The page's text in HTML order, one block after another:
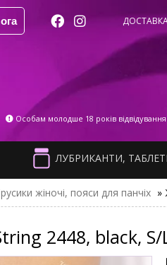
Особам молодше 18 років
ЛУБРИКАНТИ,
жіночі, пояси для панчіх »
2448, black, S/